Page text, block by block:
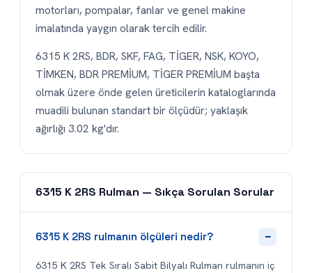
motorları, pompalar, fanlar ve genel makine
imalatında yaygın olarak tercih edilir.
6315 K 2RS, BDR, SKF, FAG, TİGER, NSK, KOYO,
TİMKEN, BDR PREMİUM, TİGER PREMİUM başta
olmak üzere önde gelen üreticilerin kataloglarında
muadili bulunan standart bir ölçüdür; yaklaşık
ağırlığı 3.02 kg'dır.
6315 K 2RS Rulman — Sıkça Sorulan Sorular
6315 K 2RS rulmanın ölçüleri nedir? −
6315 K 2RS Tek Sıralı Sabit Bilyalı Rulman rulmanın iç